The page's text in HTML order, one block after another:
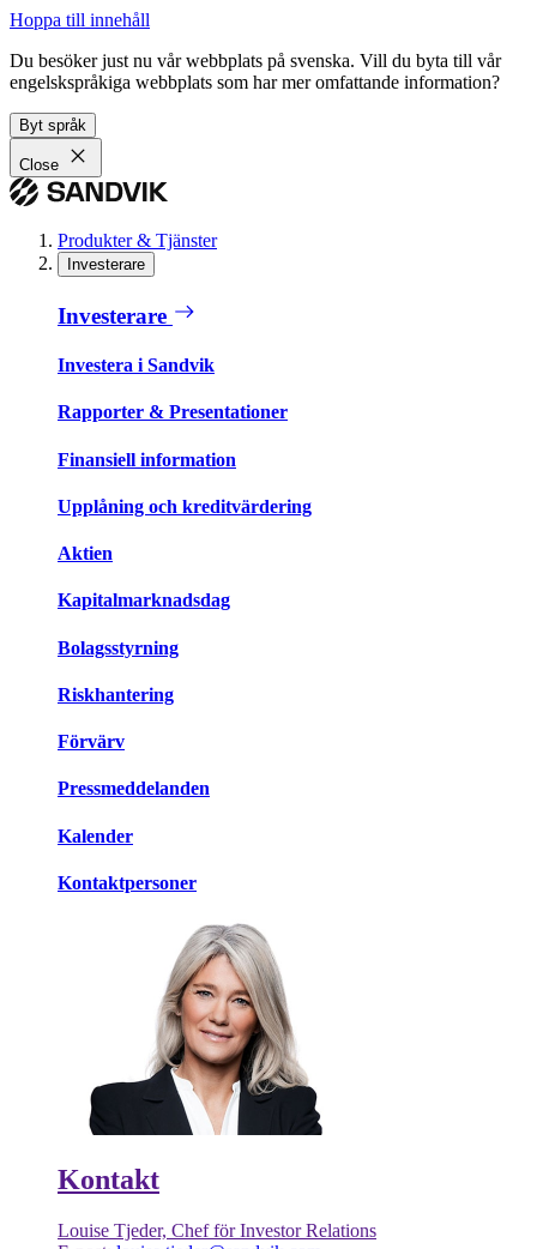
Hoppa till innehåll
Du besöker just nu vår webbplats på svenska. Vill du byta till vår
engelskspråkiga webbplats som har mer omfattande information?
Byt språk
Close
Produkter & Tjänster
Investerare
Investerare
Investera i Sandvik
Rapporter & Presentationer
Finansiell information
Upplåning och kreditvärdering
Aktien
Kapitalmarknadsdag
Bolagsstyrning
Riskhantering
Förvärv
Pressmeddelanden
Kalender
Kontaktpersoner
Kontakt
Louise Tjeder, Chef för Investor Relations